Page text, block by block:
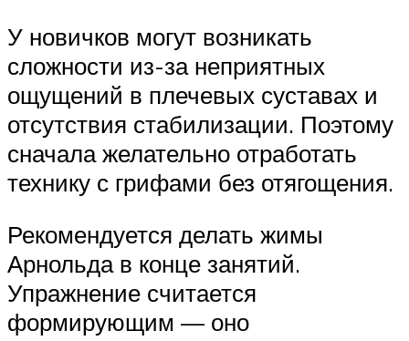
У новичков могут возникать
сложности из-за неприятных
ощущений в плечевых суставах и
отсутствия стабилизации. Поэтому
сначала желательно отработать
технику с грифами без отягощения.
Рекомендуется делать жимы
Арнольда в конце занятий.
Упражнение считается
формирующим — оно